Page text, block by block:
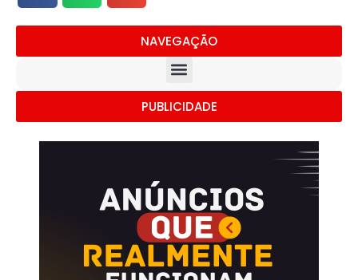
NAVEGAÇÃO
PUBLICIDADE